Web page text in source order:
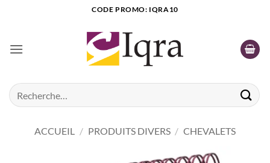
CODE PROMO: IQRA10
Recherche
pour :
ACCUEIL / PRODUITS DIVERS / CHEVALETS